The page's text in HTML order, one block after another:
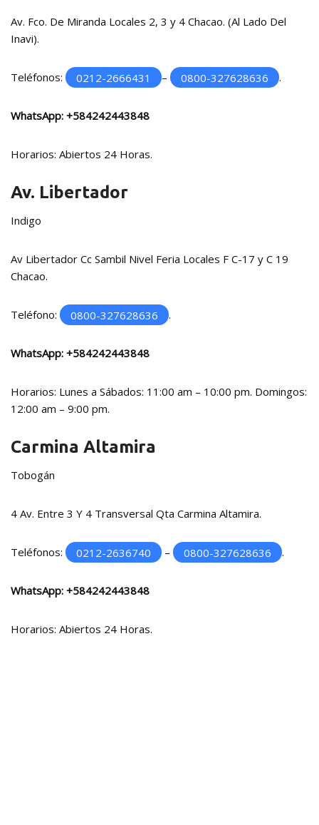
Av. Fco. De Miranda Locales 2, 3 y 4 Chacao. (Al Lado Del
Inavi).
Teléfonos: 0212-2666431 – 0800-327628636 .
WhatsApp: +584242443848
Horarios: Abiertos 24 Horas.
Av. Libertador
Indigo
Av Libertador Cc Sambil Nivel Feria Locales F C-17 y C 19
Chacao.
Teléfono: 0800-327628636 .
WhatsApp: +584242443848
Horarios: Lunes a Sábados: 11:00 am – 10:00 pm. Domingos:
12:00 am – 9:00 pm.
Carmina Altamira
Tobogán
4 Av. Entre 3 Y 4 Transversal Qta Carmina Altamira.
Teléfonos: 0212-2636740 – 0800-327628636 .
WhatsApp: +584242443848
Horarios: Abiertos 24 Horas.